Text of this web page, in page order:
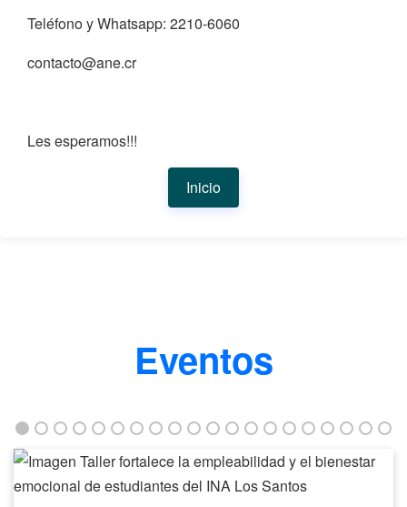
Teléfono y Whatsapp: 2210-6060
contacto@ane.cr
Les esperamos!!!
Inicio
Eventos
Taller
fortalece